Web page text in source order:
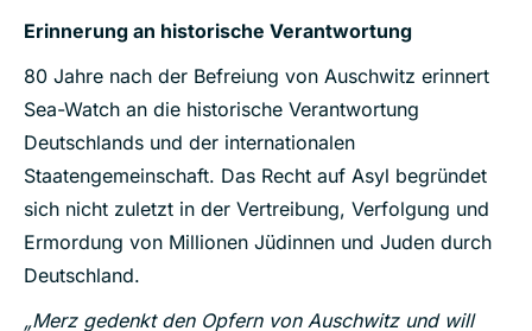
Erinnerung an historische Verantwortung
80 Jahre nach der Befreiung von Auschwitz erinnert
Sea-Watch an die historische Verantwortung
Deutschlands und der internationalen
Staatengemeinschaft. Das Recht auf Asyl begründet
sich nicht zuletzt in der Vertreibung, Verfolgung und
Ermordung von Millionen Jüdinnen und Juden durch
Deutschland.
„Merz gedenkt den Opfern von Auschwitz und will